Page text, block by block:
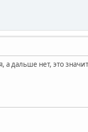
дальше нет, это